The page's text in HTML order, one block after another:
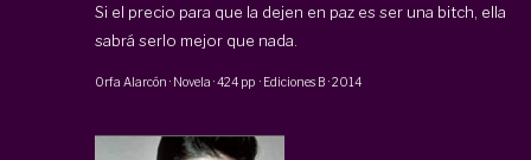
Si el precio para que la dejen en paz es ser una bitch, ella
sabrá serlo mejor que nada.
Orfa Alarcón · Novela ·424 pp · Ediciones B ·2014